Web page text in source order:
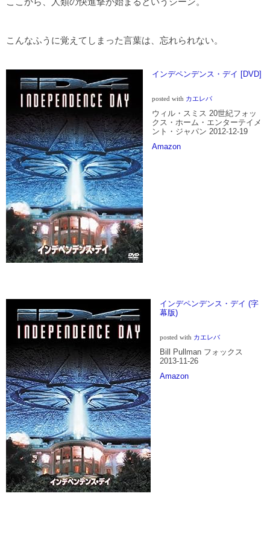
こんなふうに覚えてしまった言葉は、忘れられない。
インデペンデンス・デイ [DVD]
posted with カエレバ
ウィル・スミス 20世紀フォッ
クス・ホーム・エンターテイメ
ント・ジャパン 2012-12-19
Amazon
インデペンデンス・デイ (字
幕版)
posted with カエレバ
Bill Pullman フォックス
2013-11-26
Amazon